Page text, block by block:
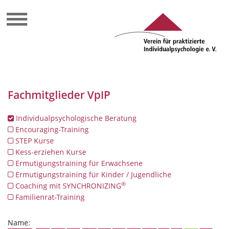
Fachmitglieder VpIP
Individualpsychologische Beratung
Encouraging-Training
STEP Kurse
Kess-erziehen Kurse
Ermutigungstraining für Erwachsene
Ermutigungstraining für Kinder / Jugendliche
Coaching mit SYNCHRONIZING®
Familienrat-Training
Name: